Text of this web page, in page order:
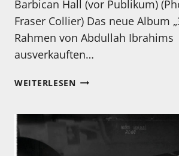
Barbican Hall (vor Publikum)
Fraser Collier) Das neue Album
Rahmen von Abdullah Ibrahims
ausverkauften…
WEITERLESEN„3“:
KOMPONIST